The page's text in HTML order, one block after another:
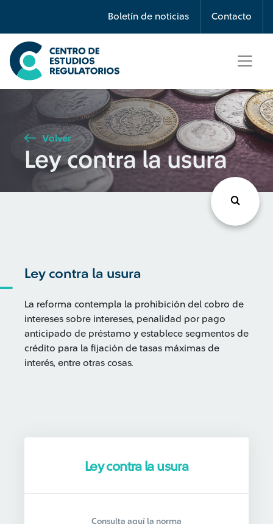
Boletín de noticias Contacto
Búsqueda
Seleccione país
Tipo de artículo
Buscar
Volver
Ley contra la usura
Ley contra la usura
La reforma contempla la prohibición del cobro de
intereses sobre intereses, penalidad por pago
anticipado de préstamo y establece segmentos de
crédito para la fijación de tasas máximas de
interés, entre otras cosas.
Ley contra la usura
Consulta aquí la norma